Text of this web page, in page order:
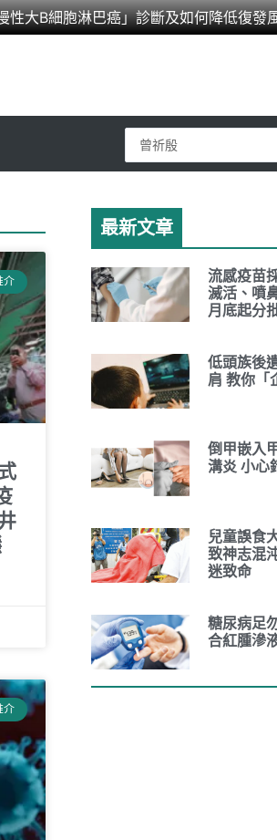
大B細胞淋巴癌」診斷及如何降低復發
Search
...
介
介
最新文章
流感疫苗
滅活、噴
月底起分
低頭族後
肩 教你「
倒甲嵌入
溝炎 小心
兒童誤食
致神志混
迷致命
糖尿病足
合紅腫滲